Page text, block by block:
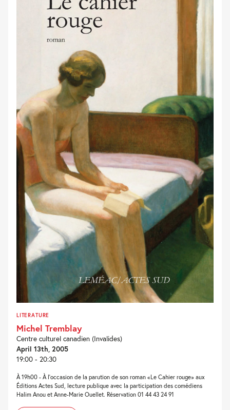
LITERATURE
Michel Tremblay
Centre culturel canadien (Invalides)
April 13th, 2005
19:00 - 20:30
À 19h00 - À l'occasion de la parution de son roman «Le Cahier rouge» aux
Éditions Actes Sud, lecture publique avec la participation des comédiens
Halim Anou et Anne-Marie Ouellet. Réservation 01 44 43 24 91